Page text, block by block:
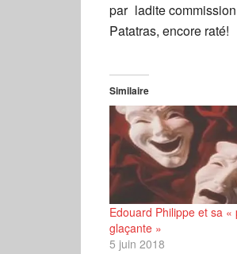
par ladite
Patatras, encore raté!
Similaire
Edouard Philippe et sa «
glaçante »
5 juin 2018